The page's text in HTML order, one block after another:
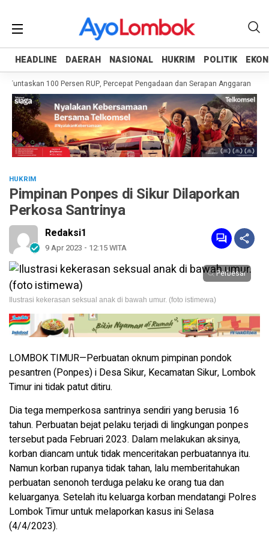
HEADLINE DAERAH NASIONAL HUKRIM POLITIK
HEADLINE DAERAH NASIONAL HUKRIM POLITIK
100 Persen RUP, Percepat Pengadaan dan Serapan Anggaran
HUKRIM
Pimpinan Ponpes di Sikur Dilaporkan
Perkosa Santrinya
Redaksi1
9 Apr 2023 - 12:15 WITA
Perbesar
Ilustrasi kekerasan seksual anak di bawah umur. (foto istimewa)
LOMBOK TIMUR—Perbuatan oknum pimpinan pondok
pesantren (Ponpes) i Desa Sikur, Kecamatan Sikur, Lombok
Timur ini tidak patut ditiru.
Dia tega memperkosa santrinya sendiri yang berusia 16
tahun. Perbuatan bejat pelaku terjadi di lingkungan ponpes
tersebut pada Februari 2023. Dalam melakukan aksinya,
korban diancam untuk tidak menceritakan perbuatannya itu.
Namun korban rupanya tidak tahan, lalu memberitahukan
perbuatan senonoh terduga pelaku ke orang tua dan
keluarganya. Setelah itu keluarga korban mendatangi Polres
Lombok Timur untuk melaporkan kasus ini Selasa
(4/4/2023).